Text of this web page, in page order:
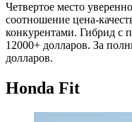
Четвертое место
соотношение цена-
конкурентами. Гибрид с
12000+ долларов. За
долларов.
Honda Fit